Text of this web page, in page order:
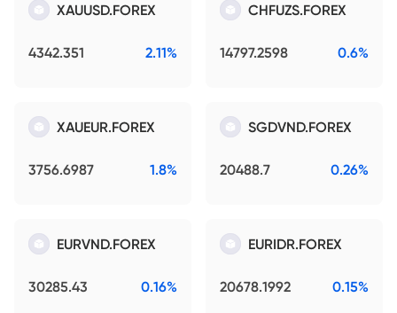
XAUUSD.FOREX
4342.351 2.11%
CHFUZS.FOREX
14797.2598 0.6%
XAUEUR.FOREX
3756.6987 1.8%
SGDVND.FOREX
20488.7 0.26%
EURVND.FOREX
30285.43 0.16%
EURIDR.FOREX
20678.1992 0.15%